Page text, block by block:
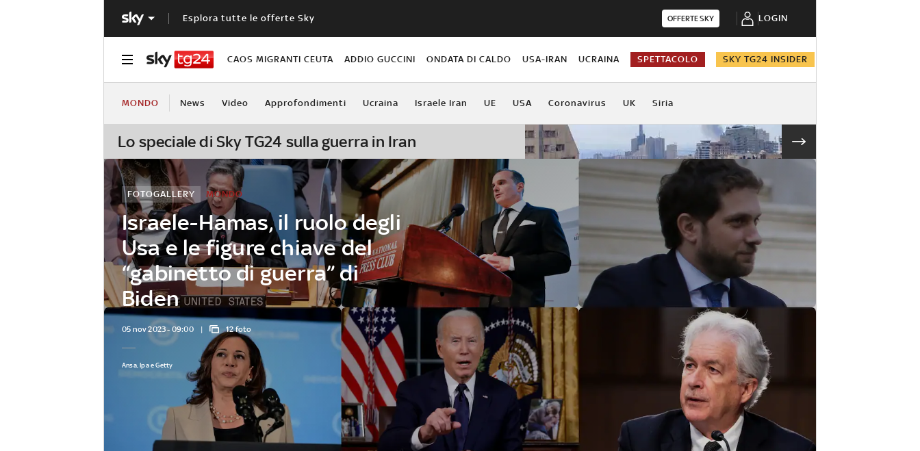
Esplora tutte le offerte Sky OFFERTE SKY LOGIN
CAOS MIGRANTI CEUTA ADDIO GUCCINI ONDATA DI CALDO USA-IRAN UCRAINA SPETTACOLO SKY TG24 INSIDER
MONDO News Video Approfondimenti Ucraina Israele Iran UE USA Coronavirus UK Siria
Lo speciale di Sky TG24 sulla guerra in Iran
Israele-Hamas, il ruolo degli
Usa e le figure chiave del
“gabinetto di guerra” di
Biden
MONDO
FOTOGALLERY
05 nov 2023 - 09:00 12 foto
Ansa, Ipa e Getty